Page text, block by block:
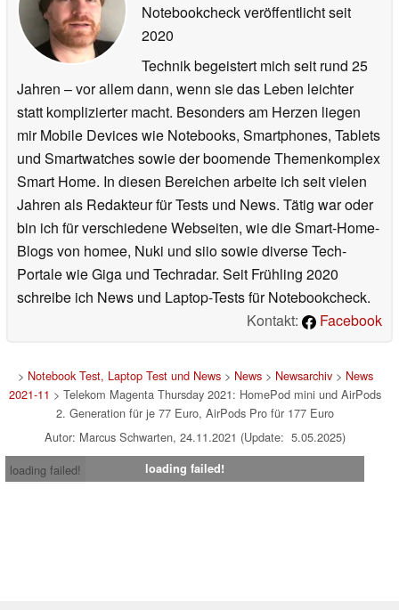
Notebookcheck veröffentlichtseit
2020
Technik begeistert mich seit rund 25
Jahren – vor allem dann, wenn sie das Leben leichter
statt komplizierter macht. Besonders am Herzen liegen
mir Mobile Devices wie Notebooks, Smartphones, Tablets
und Smartwatches sowie der boomende Themenkomplex
Smart Home. In diesen Bereichen arbeite ich seit vielen
Jahren als Redakteur für Tests und News. Tätig war oder
bin ich für verschiedene Webseiten, wie die Smart-Home-
Blogs von homee, Nuki und siio sowie diverse Tech-
Portale wie Giga und Techradar. Seit Frühling 2020
schreibe ich News und Laptop-Tests für Notebookcheck.
Kontakt:
Facebook
> Notebook Test, Laptop Test und News> News> Newsarchiv> News
2021-11 > Telekom Magenta Thursday 2021: HomePod mini und AirPods
2. Generation für je 77 Euro, AirPods Pro für 177 Euro
Autor: Marcus Schwarten, 24.11.2021 (Update: 5.05.2025)
loading failed!
loading failed!